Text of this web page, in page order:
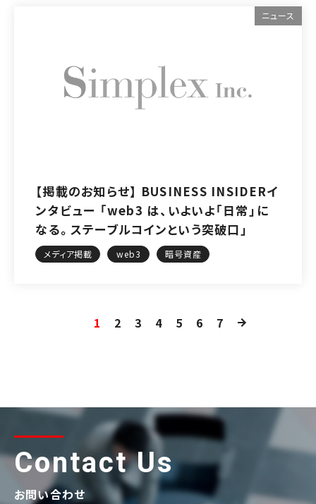
ニュース
【掲載のお知らせ】 BUSINESS INSIDERイ
ンタビュー 「web3 は、いよいよ「日常」に
なる。ステーブルコインという突破口」
メディア掲載 web3 暗号資産
1 2 3 4 5 6 7
Contact Us
お問い合わせ